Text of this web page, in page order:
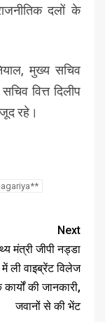
दलों के
मुख्य सचिव
वित्त दिलीप
रहे।
Next
मंत्री जीपी नड्डा
में ली वाइब्रेंट विलेज
की जानकारी,
जवानों से की भेंट